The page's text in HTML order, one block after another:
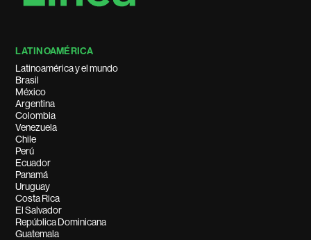
LATINOAMÉRICA
Latinoamérica y el mundo
Brasil
México
Argentina
Colombia
Venezuela
Chile
Perú
Ecuador
Panamá
Uruguay
Costa Rica
El Salvador
República Dominicana
Guatemala